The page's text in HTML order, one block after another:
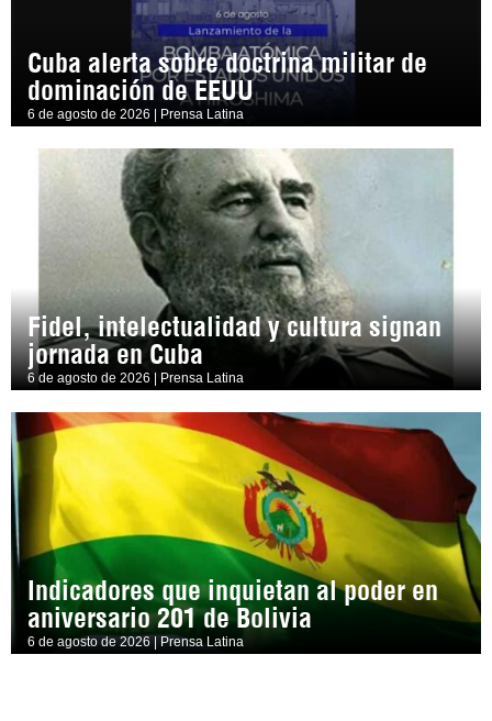
Cuba alerta sobre doctrina militar de
dominación de EEUU
6 de agosto de 2026 | Prensa Latina
Fidel, intelectualidad y cultura signan
jornada en Cuba
6 de agosto de 2026 | Prensa Latina
Indicadores que inquietan al poder en
aniversario 201 de Bolivia
6 de agosto de 2026 | Prensa Latina